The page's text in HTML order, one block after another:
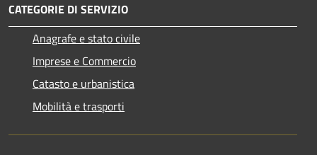
CATEGORIE DI SERVIZIO
Anagrafe e stato civile
Imprese e Commercio
Catasto e urbanistica
Mobilità e trasporti